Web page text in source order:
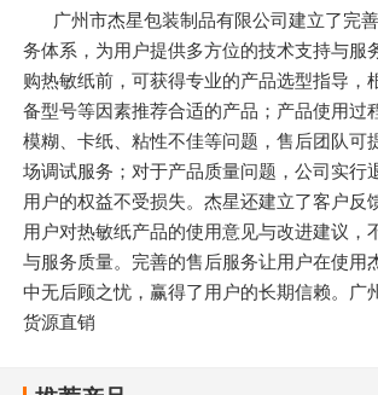
广州市杰星包装制品有限公司建立了完
务体系，为用户提供多方位的技术支持与服
购热敏纸前，可获得专业的产品选型指导，
备型号等因素推荐合适的产品；产品使用过
模糊、卡纸、粘性不佳等问题，售后团队可
场调试服务；对于产品质量问题，公司实行
用户的权益不受损失。杰星还建立了客户反
用户对热敏纸产品的使用意见与改进建议，
与服务质量。完善的售后服务让用户在使用
中无后顾之忧，赢得了用户的长期信赖。广
货源直销